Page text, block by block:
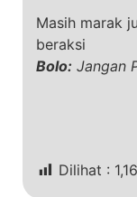
Masih marak
beraksi
Bolo: Jangan
Dilihat :